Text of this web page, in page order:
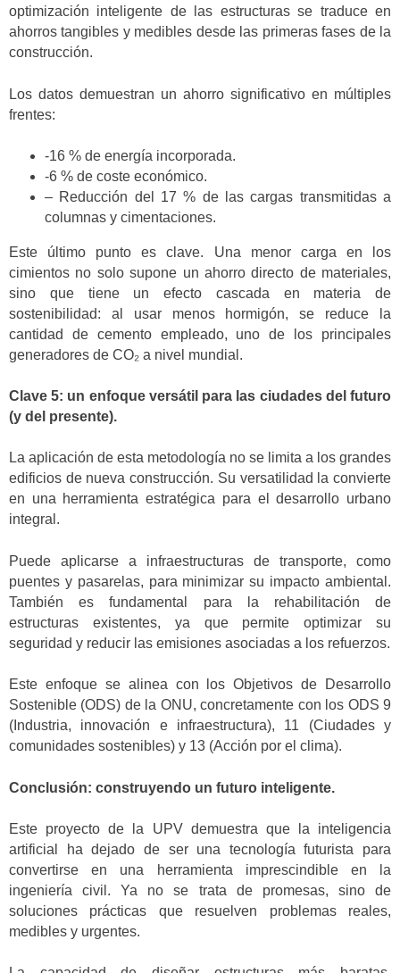
optimización inteligente de las estructuras se traduce en
ahorros tangibles y medibles desde las primeras fases de la
construcción.
Los datos demuestran un ahorro significativo en múltiples
frentes:
-16 % de energía incorporada.
-6 % de coste económico.
– Reducción del 17 % de las cargas transmitidas a
columnas y cimentaciones.
Este último punto es clave. Una menor carga en los
cimientos no solo supone un ahorro directo de materiales,
sino que tiene un efecto cascada en materia de
sostenibilidad: al usar menos hormigón, se reduce la
cantidad de cemento empleado, uno de los principales
generadores de CO₂ a nivel mundial.
Clave 5: un enfoque versátil para las ciudades del futuro
(y del presente).
La aplicación de esta metodología no se limita a los grandes
edificios de nueva construcción. Su versatilidad la convierte
en una herramienta estratégica para el desarrollo urbano
integral.
Puede aplicarse a infraestructuras de transporte, como
puentes y pasarelas, para minimizar su impacto ambiental.
También es fundamental para la rehabilitación de
estructuras existentes, ya que permite optimizar su
seguridad y reducir las emisiones asociadas a los refuerzos.
Este enfoque se alinea con los Objetivos de Desarrollo
Sostenible (ODS) de la ONU, concretamente con los ODS 9
(Industria, innovación e infraestructura), 11 (Ciudades y
comunidades sostenibles) y 13 (Acción por el clima).
Conclusión: construyendo un futuro inteligente.
Este proyecto de la UPV demuestra que la inteligencia
artificial ha dejado de ser una tecnología futurista para
convertirse en una herramienta imprescindible en la
ingeniería civil. Ya no se trata de promesas, sino de
soluciones prácticas que resuelven problemas reales,
medibles y urgentes.